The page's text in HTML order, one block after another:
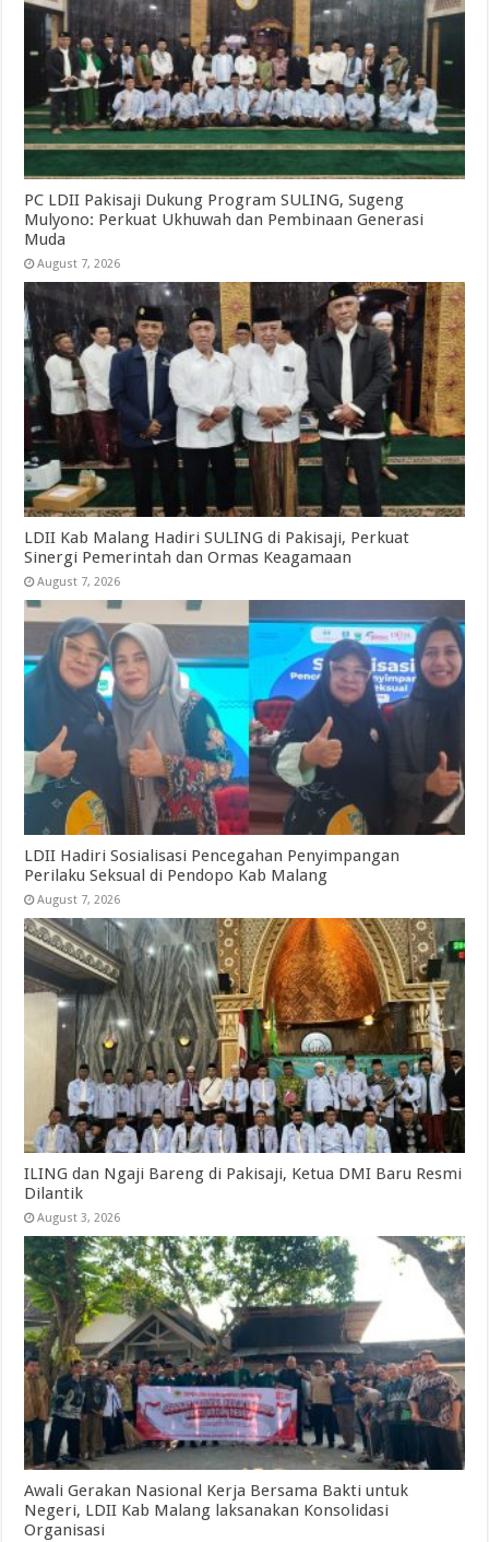
PC LDII Pakisaji Dukung Program SULING, Sugeng
Mulyono: Perkuat Ukhuwah dan Pembinaan Generasi
Muda
August 7, 2026
LDII Kab Malang Hadiri SULING di Pakisaji, Perkuat
Sinergi Pemerintah dan Ormas Keagamaan
August 7, 2026
LDII Hadiri Sosialisasi Pencegahan Penyimpangan
Perilaku Seksual di Pendopo Kab Malang
August 7, 2026
ILING dan Ngaji Bareng di Pakisaji, Ketua DMI Baru Resmi
Dilantik
August 3, 2026
Awali Gerakan Nasional Kerja Bersama Bakti untuk
Negeri, LDII Kab Malang laksanakan Konsolidasi
Organisasi